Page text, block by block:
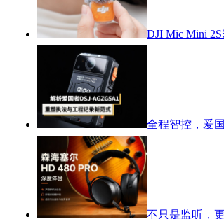
DJI Mic Mini
全程智控，爱
不只是监听，